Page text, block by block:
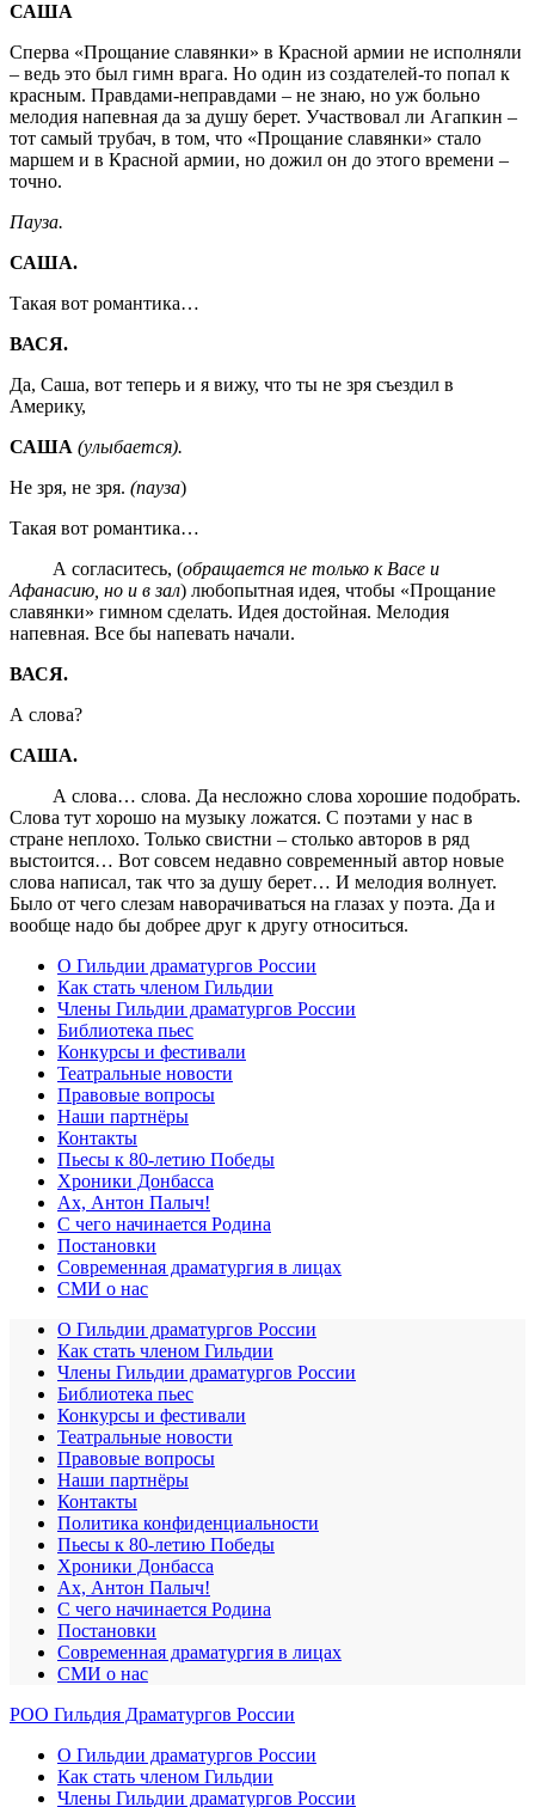
САША
Сперва «Прощание славянки» в Красной армии не исполняли
– ведь это был гимн врага. Но один из создателей-то попал к
красным. Правдами-неправдами – не знаю, но уж больно
мелодия напевная да за душу берет. Участвовал ли Агапкин –
тот самый трубач, в том, что «Прощание славянки» стало
маршем и в Красной армии, но дожил он до этого времени –
точно.
Пауза.
САША.
Такая вот романтика…
ВАСЯ.
Да, Саша, вот теперь и я вижу, что ты не зря съездил в
Америку,
САША (улыбается).
Не зря, не зря. (пауза)
Такая вот романтика…
А согласитесь, (обращается не только к Васе и
Афанасию, но и в зал) любопытная идея, чтобы «Прощание
славянки» гимном сделать. Идея достойная. Мелодия
напевная. Все бы напевать начали.
ВАСЯ.
А слова?
САША.
А слова… слова. Да несложно слова хорошие подобрать.
Слова тут хорошо на музыку ложатся. С поэтами у нас в
стране неплохо. Только свистни – столько авторов в ряд
выстоится… Вот совсем недавно современный автор новые
слова написал, так что за душу берет… И мелодия волнует.
Было от чего слезам наворачиваться на глазах у поэта. Да и
вообще надо бы добрее друг к другу относиться.
О Гильдии драматургов России
Как стать членом Гильдии
Члены Гильдии драматургов России
Библиотека пьес
Конкурсы и фестивали
Театральные новости
Правовые вопросы
Наши партнёры
Контакты
Пьесы к 80-летию Победы
Хроники Донбасса
Ах, Антон Палыч!
С чего начинается Родина
Постановки
Современная драматургия в лицах
СМИ о нас
О Гильдии драматургов России
Как стать членом Гильдии
Члены Гильдии драматургов России
Библиотека пьес
Конкурсы и фестивали
Театральные новости
Правовые вопросы
Наши партнёры
Контакты
Политика конфиденциальности
Пьесы к 80-летию Победы
Хроники Донбасса
Ах, Антон Палыч!
С чего начинается Родина
Постановки
Современная драматургия в лицах
СМИ о нас
РОО Гильдия Драматургов России
О Гильдии драматургов России
Как стать членом Гильдии
Члены Гильдии драматургов России